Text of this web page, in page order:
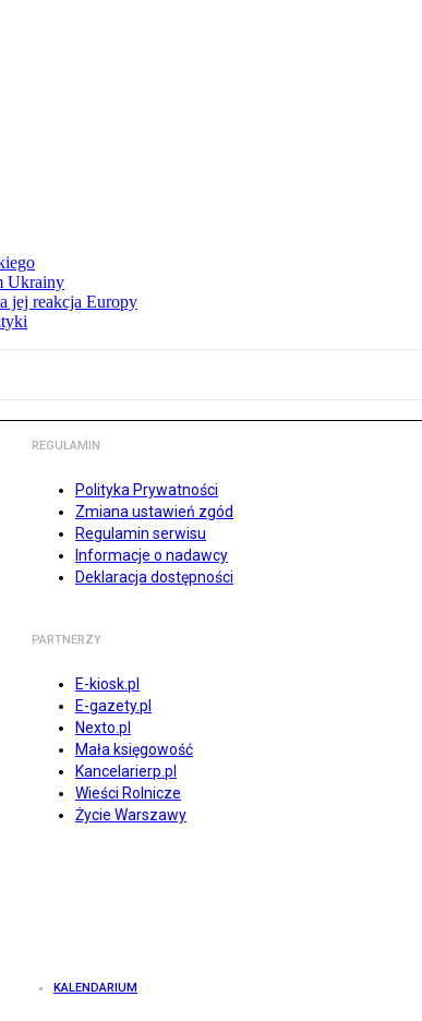
Ukrainy
jej reakcja Europy
REGULAMIN
Polityka Prywatności
Zmiana ustawień zgód
Regulamin serwisu
Informacje o nadawcy
Deklaracja dostępności
PARTNERZY
E-kiosk.pl
E-gazety.pl
Nexto.pl
Mała księgowość
Kancelarierp.pl
Wieści Rolnicze
Życie Warszawy
KALENDARIUM